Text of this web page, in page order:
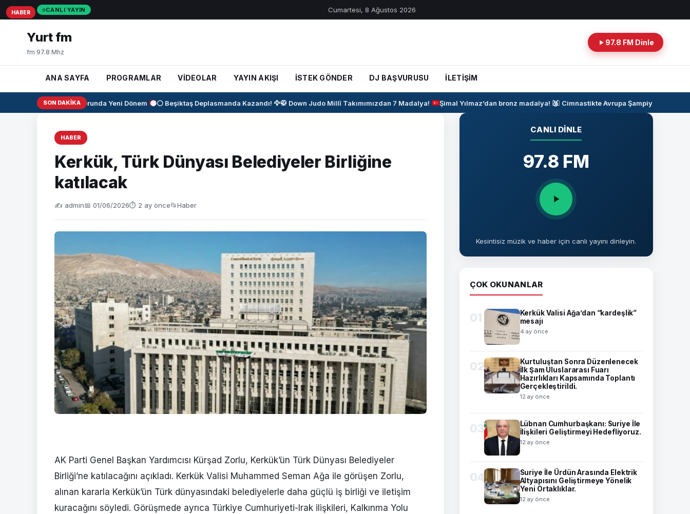
CANLI YAYIN Cumartesi, 8 Ağustos 2026
Yurt fm
fm 97.8 Mhz
97.8 FM Dinle
ANA SAYFA PROGRAMLAR VİDEOLAR YAYIN AKIŞI İSTEK GÖNDER DJ BAŞVURUSU İLETİŞİM
SON DAKIKA
✈️ KAAN Motorunda Yeni Dönem⚫⚪ Beşiktaş Deplasmanda Kazandı! 🦅 🥋Down Judo Millî Takımımızdan 7 Madalya! Şimal Yılmaz’dan bronz madalya!🥉
🤸‍♂️Cimnastikte Avrupa Şampiyonası
HABER
Kerkük, Türk Dünyası Belediyeler Birliğine
katılacak
✍️ admin📅 01/06/2026⏱ 2 ay önce📂Haber
AK Parti Genel Başkan Yardımcısı Kürşad Zorlu, Kerkük’ün Türk Dünyası Belediyeler
Birliği’ne katılacağını açıkladı. Kerkük Valisi Muhammed Seman Ağa ile görüşen Zorlu,
alınan kararla Kerkük’ün Türk dünyasındaki belediyelerle daha güçlü iş birliği ve iletişim
kuracağını söyledi. Görüşmede ayrıca Türkiye Cumhuriyeti-Irak ilişkileri, Kalkınma Yolu
HABER
HABER
HABER
CANLI DINLE
97.8 FM
Kesintisiz müzik ve haber için canlı yayını dinleyin.
ÇOK OKUNANLAR
01
Kerkük Valisi Ağa’dan “kardeşlik”
mesajı
4 ay önce
02
Kurtuluştan Sonra Düzenlenecek
İlk Şam Uluslararası Fuarı
Hazırlıkları Kapsamında Toplantı
Gerçekleştirildi.
12 ay önce
03
Lübnan Cumhurbaşkanı: Suriye İle
İlişkileri Geliştirmeyi Hedefliyoruz.
12 ay önce
04
Suriye İle Ürdün Arasında Elektrik
Altyapısını Geliştirmeye Yönelik
Yeni Ortaklıklar.
12 ay önce